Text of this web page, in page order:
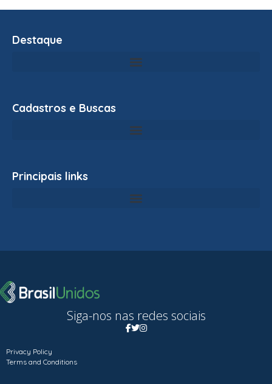
Destaque
Cadastros e Buscas
Principais links
Siga-nos nas redes sociais
Privacy Policy
Terms and Conditions